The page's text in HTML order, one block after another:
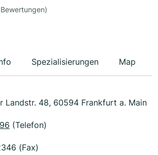
Spezialisierungen Map
Landstr. 48, 60594 Frankfurt a. Main
(Telefon)
(Fax)